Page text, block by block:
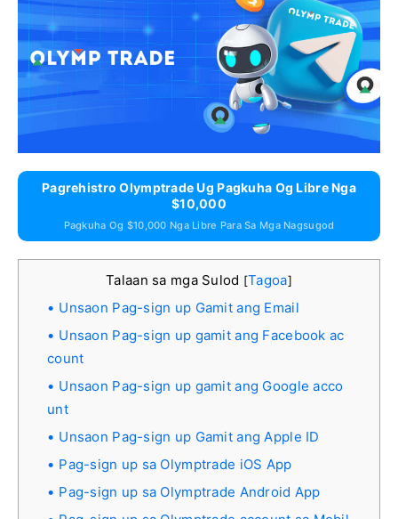
Pagrehistro Olymptrade Ug Pagkuha Og Libre Nga
$10,000
Pagkuha Og $10,000 Nga Libre Para Sa Mga Nagsugod
Talaan sa mga Sulod [Tagoa]
Unsaon Pag-sign up Gamit ang Email
Unsaon Pag-sign up gamit ang Facebook ac
count
Unsaon Pag-sign up gamit ang Google acco
unt
Unsaon Pag-sign up Gamit ang Apple ID
Pag-sign up sa Olymptrade iOS App
Pag-sign up sa Olymptrade Android App